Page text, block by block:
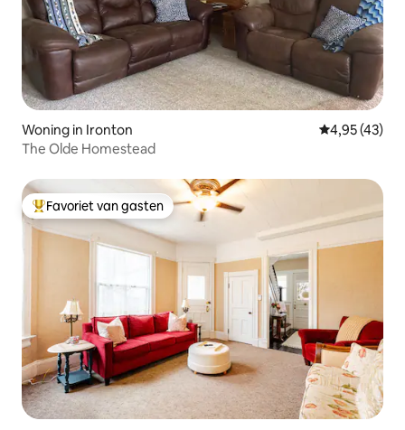
Woning in Ironton Gemiddelde
4,95 (43)
The Olde Homestead
Topfavoriet van gasten
Favoriet van gasten